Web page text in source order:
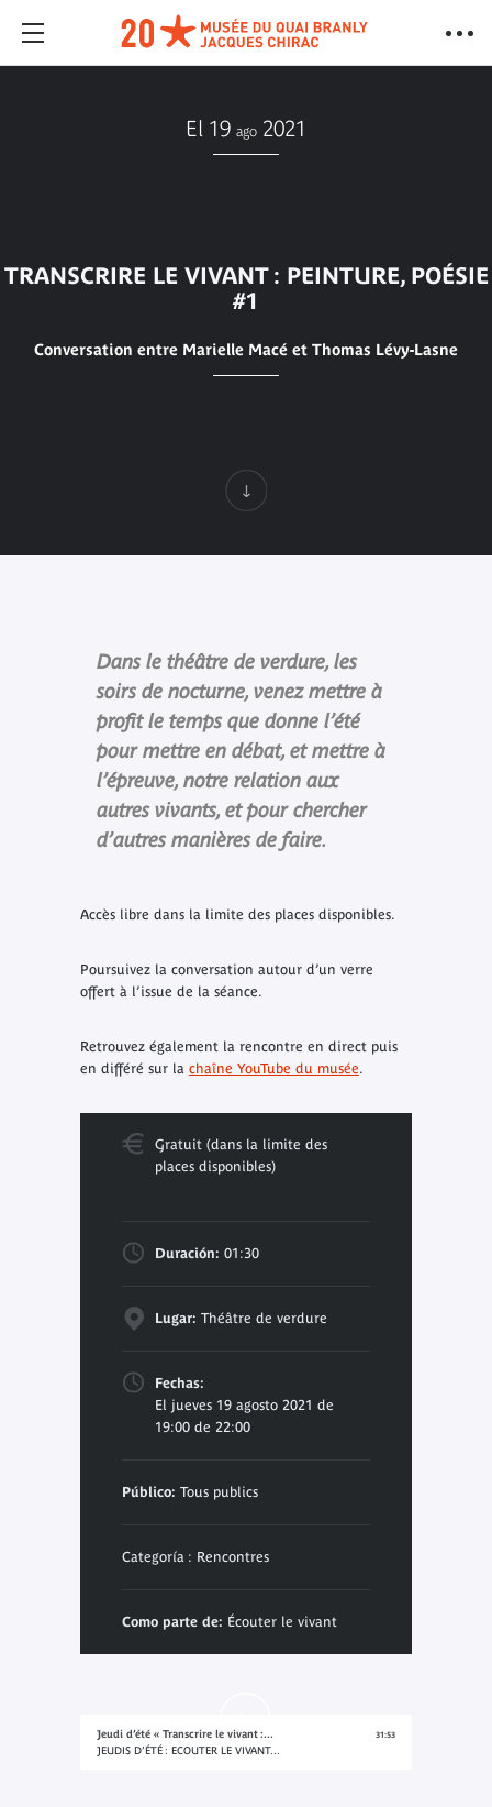
El 19 ago 2021
TRANSCRIRE LE VIVANT : PEINTURE, POÉSIE
#1
Conversation entre Marielle Macé et Thomas Lévy-Lasne
Dans le théâtre de verdure, les
soirs de nocturne, venez mettre à
profit le temps que donne l’été
pour mettre en débat, et mettre à
l’épreuve, notre relation aux
autres vivants, et pour chercher
d’autres manières de faire.
Accès libre dans la limite des places disponibles.
Poursuivez la conversation autour d’un verre
offert à l’issue de la séance.
Retrouvez également la rencontre en direct puis
en différé sur la chaîne YouTube du musée.
Gratuit (dans la limite des
places disponibles)
Duración: 01:30
Lugar: Théâtre de verdure
Fechas:
El jueves 19 agosto 2021 de
19:00 de 22:00
Público: Tous publics
Categoría : Rencontres
Como parte de: Écouter le vivant
Jeudi d’été « Transcrire le vivant :...
JEUDIS D’ÉTÉ : ECOUTER LE VIVANT...
31:53